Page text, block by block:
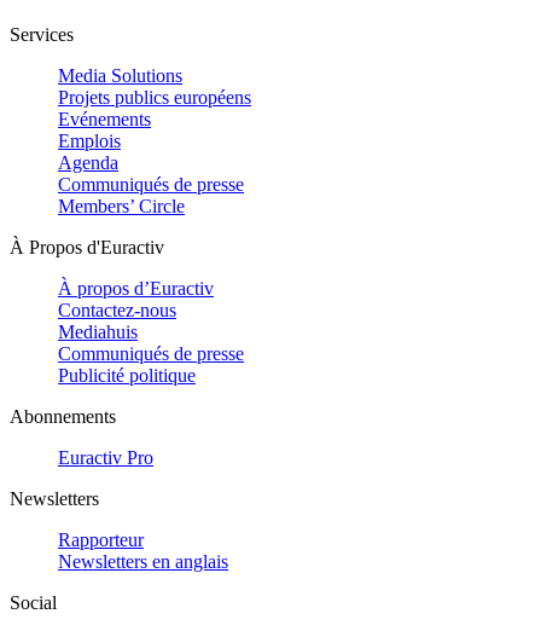
Services
Media Solutions
Projets publics européens
Evénements
Emplois
Agenda
Communiqués de presse
Members’ Circle
À Propos d'Euractiv
À propos d’Euractiv
Contactez-nous
Mediahuis
Communiqués de presse
Publicité politique
Abonnements
Euractiv Pro
Newsletters
Rapporteur
Newsletters en anglais
Social